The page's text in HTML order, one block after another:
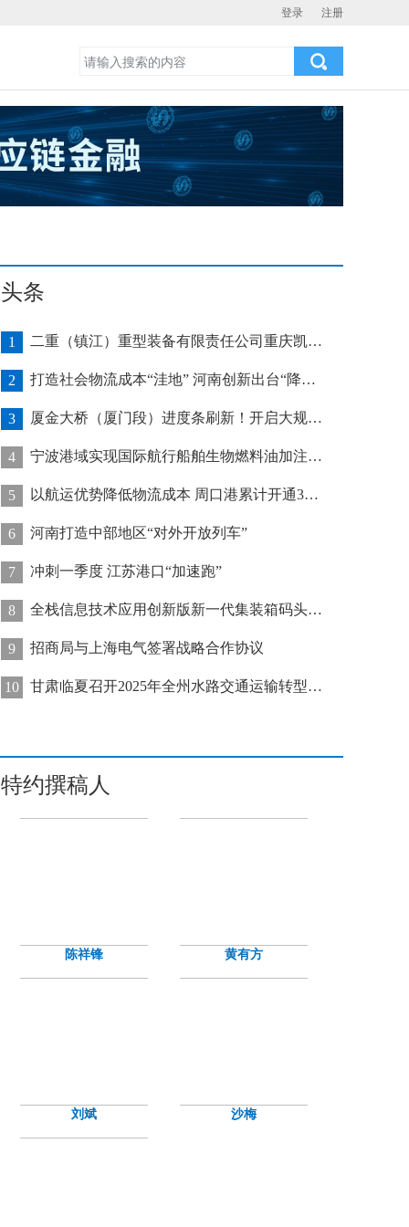
登录 注册
头条
1 二重（镇江）重型装备有限责任公司重庆凯瑞项目发运助力海上风电产业发展
2 打造社会物流成本“洼地” 河南创新出台“降本16条”
3 厦金大桥（厦门段）进度条刷新！开启大规模桥梁装配化施工新阶段
4 宁波港域实现国际航行船舶生物燃料油加注“零突破”
5 以航运优势降低物流成本 周口港累计开通32条集装箱航线
6 河南打造中部地区“对外开放列车”
7 冲刺一季度 江苏港口“加速跑”
8 全栈信息技术应用创新版新一代集装箱码头管控系统在天津港上线运行
9 招商局与上海电气签署战略合作协议
10 甘肃临夏召开2025年全州水路交通运输转型发展推进会
特约撰稿人
陈祥锋 黄有方
刘斌 沙梅